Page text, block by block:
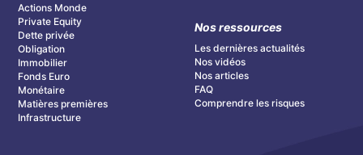
Actions Monde
Private Equity
Dette privée
Obligation
Immobilier
Fonds Euro
Monétaire
Matières premières
Infrastructure
Nos ressources
Les dernières actualités
Nos vidéos
Nos articles
FAQ
Comprendre les risques